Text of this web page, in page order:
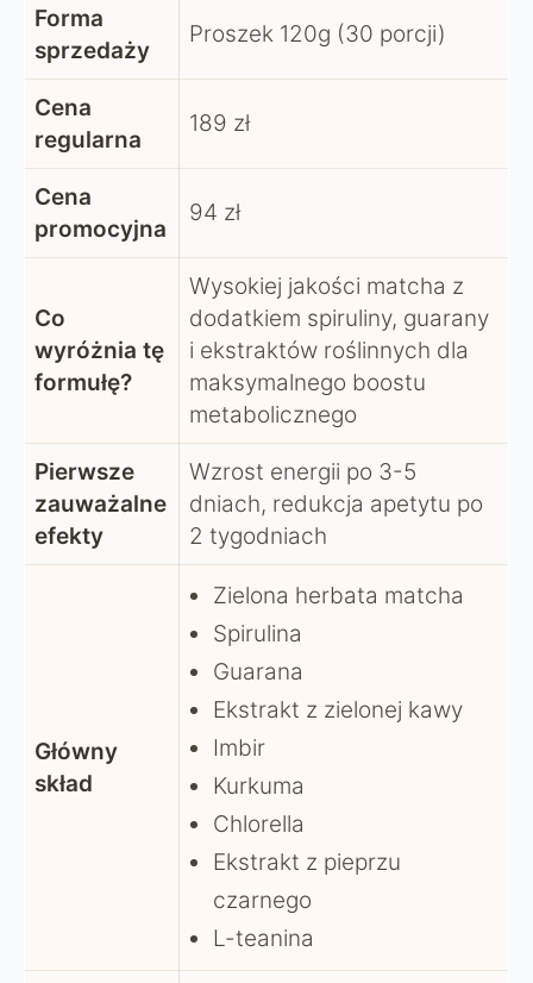
Forma
sprzedaży
Proszek 120g (30 porcji)
Cena
regularna
189 zł
Cena
promocyjna
94 zł
Co
wyróżnia tę
formułę?
Wysokiej jakości matcha z
dodatkiem spiruliny, guarany
i ekstraktów roślinnych dla
maksymalnego boostu
metabolicznego
Pierwsze
zauważalne
efekty
Wzrost energii po 3-5
dniach, redukcja apetytu po
2 tygodniach
Główny
skład
Zielona herbata matcha
Spirulina
Guarana
Ekstrakt z zielonej kawy
Imbir
Kurkuma
Chlorella
Ekstrakt z pieprzu
czarnego
L-teanina